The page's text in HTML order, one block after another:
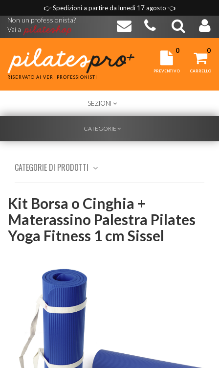
👉Spedizioni a partire da lunedì 17 agosto 👈
Non un professionista?
Vai a
RISERVATO AI VERI PROFESSIONISTI
0
PREVENTIVO
0
CARRELLO
TOGGLE
NAVIGATION
SEZIONI
TOGGLE
CATEGORIE
CATEGORIE DI PRODOTTI
Kit Borsa o Cinghia +
Materassino Palestra Pilates
Yoga Fitness 1 cm Sissel